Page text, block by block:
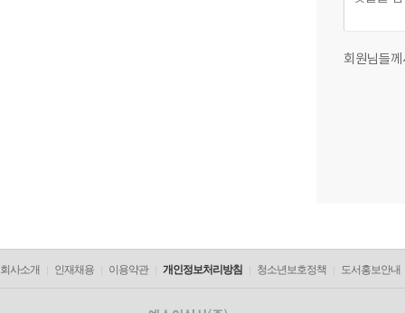
회원님들
회사소개 인재채용 이용약관 개인정보처리방침 청소년보호정책 도서홍보안내